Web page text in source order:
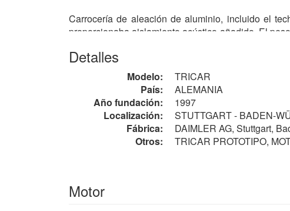
Carrocería de aleación de aluminio, incluido el
proporcionaba aislamiento acústico añadido. El
Se accedía a su interior a través de 2 puertas
salpicadero de estilo aeronáutico, con asientos en
En ningún momento hubo planes para producirlo en
En el año 2006 realizaron un motofurgón tipo delta,
Origen del nombre de marca, ver
Detalles
Modelo:
TRICAR
País:
ALEMANIA
Año fundación:
1997
Localización:
STUTTGART - BADEN-
Fábrica:
DAIMLER AG, Stuttgart,
Otros:
TRICAR PROTOTIPO,
Motor